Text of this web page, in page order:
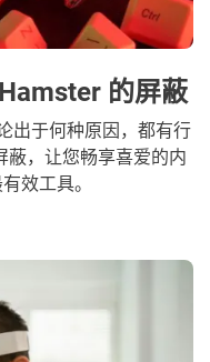
的屏蔽
出于何种原因，都有行
蔽，让您畅享喜爱的内
效工具。